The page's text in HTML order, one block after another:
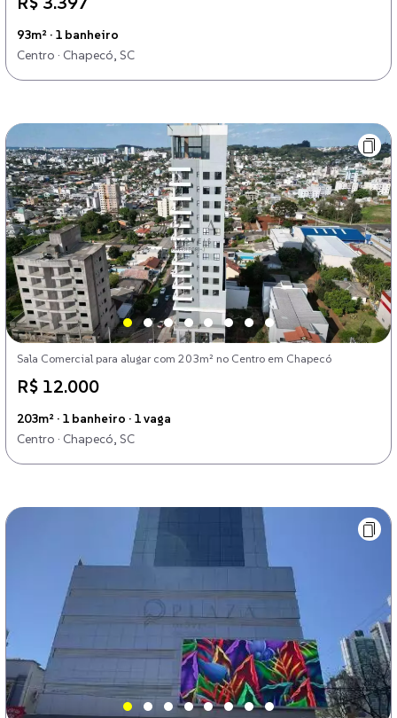
93m² · 1 banheiro
Centro · Chapecó, SC
Sala Comercial para alugar com 203m² no Centro em Chapecó
R$ 12.000
203m² · 1 banheiro · 1 vaga
Centro · Chapecó, SC